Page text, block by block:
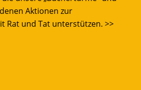
Aktionen zur
Rat und Tat unterstützen. >>